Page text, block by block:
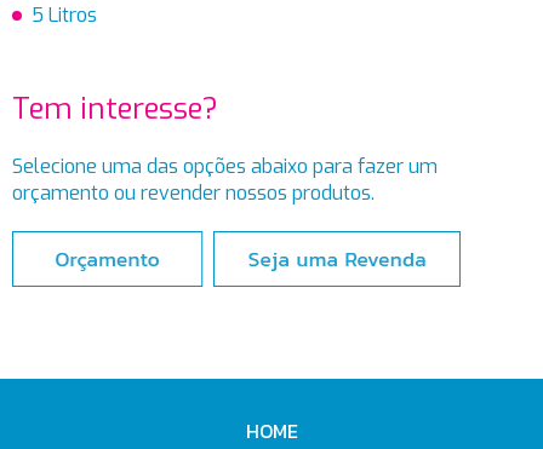
5 Litros
Tem interesse?
Selecione uma das opções abaixo para fazer um
orçamento ou revender nossos produtos.
HOME